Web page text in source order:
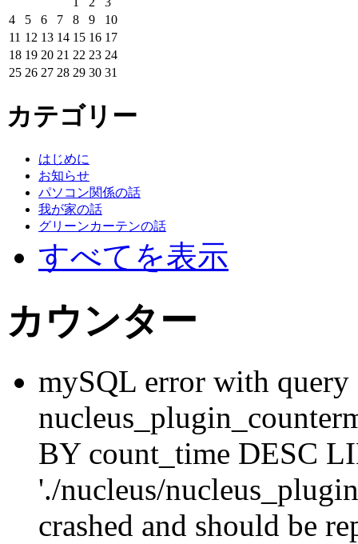
4
5 6 7 8 9
10
11 12 13 14 15 16 17
18 19 20 21 22 23 24
25 26 27 28 29 30 31
カテゴリー
はじめに
お知らせ
パソコン関係の話
我が家の話
グリーンカーテンの話
すべてを表示
カウンター
mySQL error with
BY count_time DESC
'./nucleus/
crashed and should be